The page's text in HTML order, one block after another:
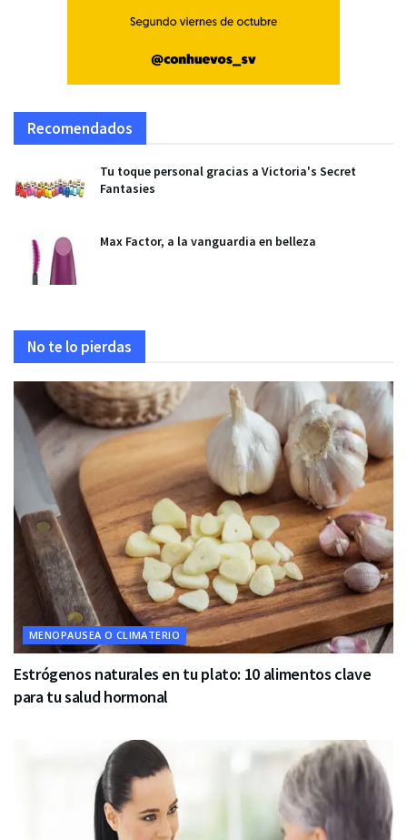
Recomendados
Tu toque personal gracias a Victoria's Secret
Fantasies
Max Factor, a la vanguardia en belleza
No te lo pierdas
MENOPAUSEA O CLIMATERIO
Estrógenos naturales en tu plato: 10 alimentos clave
para tu salud hormonal